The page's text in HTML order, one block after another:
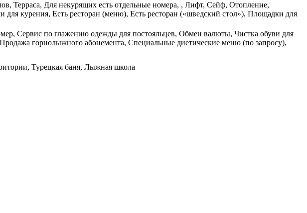
Терраса, Для некурящих есть отдельные номера, , Лифт, Сейф, Отопление,
курения, Есть ресторан (меню), Есть ресторан («шведский стол»), Площадки для
Сервис по глажению одежды для постояльцев, Обмен валюты, Чистка обуви для
горнолыжного абонемента, Специальные диетические меню (по запросу),
Турецкая баня, Лыжная школа